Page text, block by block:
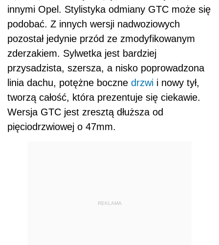
innymi Opel. Stylistyka odmiany GTC może się
podobać. Z innych wersji nadwoziowych
pozostał jedynie przód ze zmodyfikowanym
zderzakiem. Sylwetka jest bardziej
przysadzista, szersza, a nisko poprowadzona
linia dachu, potężne boczne drzwi i nowy tył,
tworzą całość, która prezentuje się ciekawie.
Wersja GTC jest zresztą dłuższa od
pięciodrzwiowej o 47mm.
REKLAMA